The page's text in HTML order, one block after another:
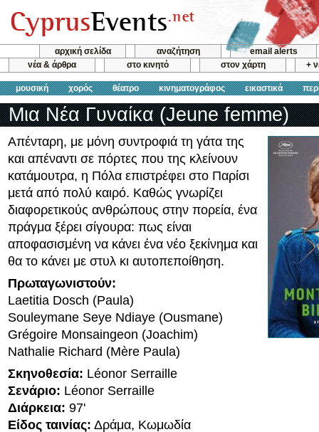
αρχική σελίδα αναζήτηση
email alerts
νέα & άρθρα
στο κινητό στον χάρτη +
μουσική χορός θέατρο κινηματογράφος εικαστικά
Μια Νέα Γυναίκα (Jeune femme)
Απένταρη, με μόνη συντροφιά τη γάτα της
και απέναντι σε πόρτες που της κλείνουν
κατάμουτρα, η Πόλα επιστρέφει στο Παρίσι
μετά από πολύ καιρό. Καθώς γνωρίζει
διαφορετικούς ανθρώπους στην πορεία, ένα
πράγμα ξέρει σίγουρα: πως είναι
αποφασισμένη να κάνει ένα νέο ξεκίνημα και
θα το κάνει με στυλ κι αυτοπεποίθηση.
Πρωταγωνιστούν:
Laetitia Dosch (Paula)
Souleymane Seye Ndiaye (Ousmane)
Grégoire Monsaingeon (Joachim)
Nathalie Richard (Mère Paula)
Σκηνοθεσία: Léonor Serraille
Σενάριο: Léonor Serraille
Διάρκεια: 97'
Είδος ταινίας: Δράμα, Κωμωδία